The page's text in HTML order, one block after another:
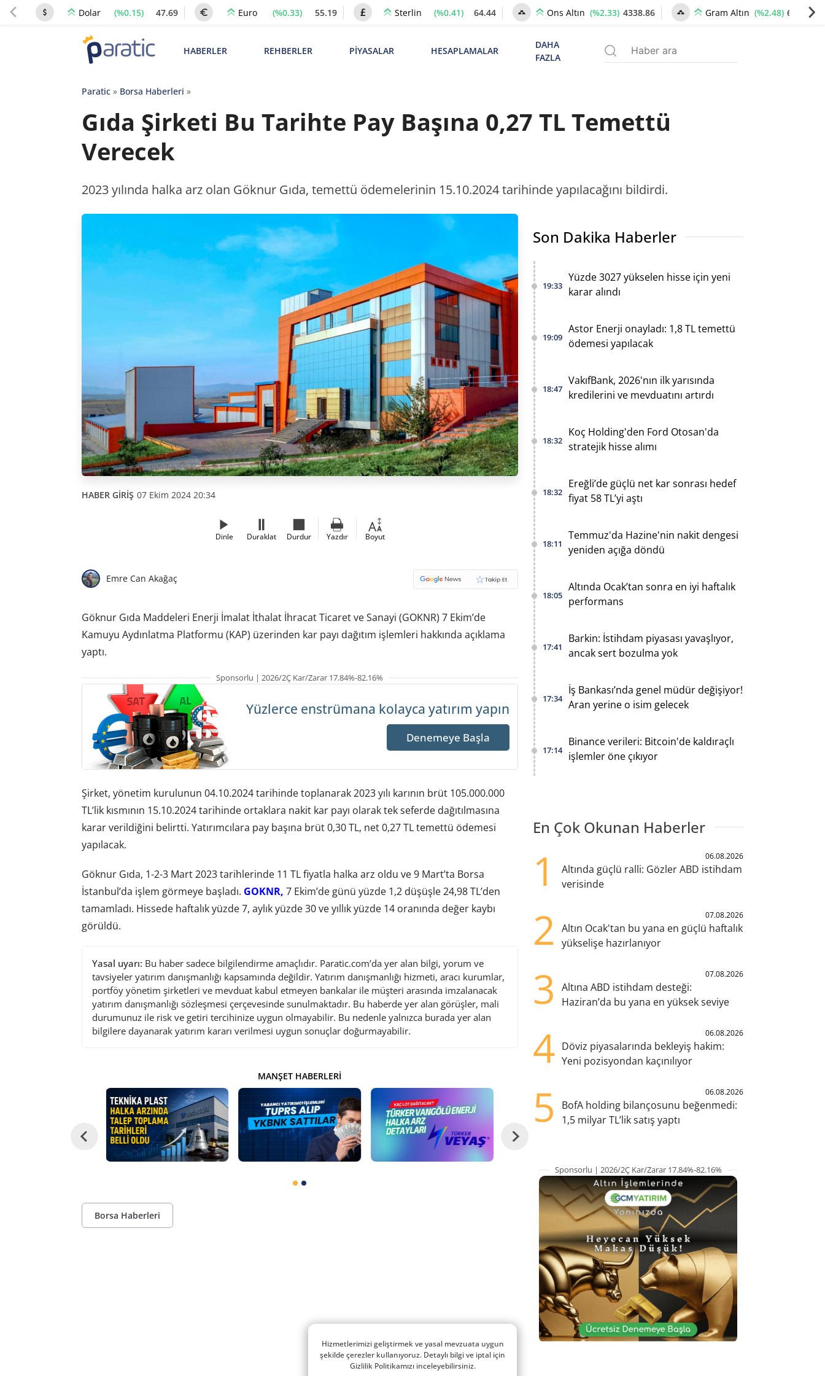
Dolar (%0.15) 47.69 Euro (%0.33) 55.19 Sterlin (%0.41) 64.44 Ons Altın (%2.33) 4338.86 Gram Altın (%2.48) 6653.73
HABERLER REHBERLER PİYASALAR HESAPLAMALAR
DAHA
FAZLA
Paratic» Borsa Haberleri »
Gıda Şirketi Bu Tarihte Pay Başına 0,27 TL Temettü
Verecek
2023 yılında halka arz olan Göknur Gıda, temettü ödemelerinin 15.10.2024 tarihinde yapılacağını bildirdi.
HABER GİRİŞ 07 Ekim 2024 20:34
Dinle Duraklat Durdur Yazdır Boyut
Emre Can Akağaç
Göknur Gıda Maddeleri Enerji İmalat İthalat İhracat Ticaret ve Sanayi (GOKNR) 7 Ekim’de
Kamuyu Aydınlatma Platformu (KAP) üzerinden kar payı dağıtım işlemleri hakkında açıklama
yaptı.
Sponsorlu | 2026/2Ç Kar/Zarar 17.84%-82.16%
Yüzlerce enstrümana kolayca yatırım yapın
Denemeye Başla
Şirket, yönetim kurulunun 04.10.2024 tarihinde toplanarak 2023 yılı karının brüt 105.000.000
TL’lik kısmının 15.10.2024 tarihinde ortaklara nakit kar payı olarak tek seferde dağıtılmasına
karar verildiğini belirtti. Yatırımcılara pay başına brüt 0,30 TL, net 0,27 TL temettü ödemesi
yapılacak.
Göknur Gıda, 1-2-3 Mart 2023 tarihlerinde 11 TL fiyatla halka arz oldu ve 9 Mart’ta Borsa
İstanbul’da işlem görmeye başladı. GOKNR, 7 Ekim’de günü yüzde 1,2 düşüşle 24,98 TL’den
tamamladı. Hissede haftalık yüzde 7, aylık yüzde 30 ve yıllık yüzde 14 oranında değer kaybı
görüldü.
Yasal uyarı: Bu haber sadece bilgilendirme amaçlıdır. Paratic.com’da yer alan bilgi, yorum ve
tavsiyeler yatırım danışmanlığı kapsamında değildir. Yatırım danışmanlığı hizmeti, aracı kurumlar,
portföy yönetim şirketleri ve mevduat kabul etmeyen bankalar ile müşteri arasında imzalanacak
yatırım danışmanlığı sözleşmesi çerçevesinde sunulmaktadır. Bu haberde yer alan görüşler, mali
durumunuz ile risk ve getiri tercihinize uygun olmayabilir. Bu nedenle yalnızca burada yer alan
bilgilere dayanarak yatırım kararı verilmesi uygun sonuçlar doğurmayabilir.
MANŞET HABERLERI
Borsa Haberleri
Son Dakika Haberler
19:33
Yüzde 3027 yükselen hisse için yeni
karar alındı
19:09
Astor Enerji onayladı: 1,8 TL temettü
ödemesi yapılacak
18:47
VakıfBank, 2026'nın ilk yarısında
kredilerini ve mevduatını artırdı
18:32
Koç Holding'den Ford Otosan'da
stratejik hisse alımı
18:32
Ereğli’de güçlü net kar sonrası hedef
fiyat 58 TL’yi aştı
18:11
Temmuz'da Hazine'nin nakit dengesi
yeniden açığa döndü
18:05
Altında Ocak’tan sonra en iyi haftalık
performans
17:41
Barkin: İstihdam piyasası yavaşlıyor,
ancak sert bozulma yok
17:34
İş Bankası’nda genel müdür değişiyor!
Aran yerine o isim gelecek
17:14
Binance verileri: Bitcoin'de kaldıraçlı
işlemler öne çıkıyor
En Çok Okunan Haberler
1 06.08.2026
Altında güçlü ralli: Gözler ABD istihdam
verisinde
2 07.08.2026
Altın Ocak'tan bu yana en güçlü haftalık
yükselişe hazırlanıyor
3 07.08.2026
Altına ABD istihdam desteği:
Haziran’da bu yana en yüksek seviye
4 06.08.2026
Döviz piyasalarında bekleyiş hakim:
Yeni pozisyondan kaçınılıyor
5 06.08.2026
BofA holding bilançosunu beğenmedi:
1,5 milyar TL’lik satış yaptı
Sponsorlu | 2026/2Ç Kar/Zarar 17.84%-82.16%
Hizmetlerimizi geliştirmek ve yasal mevzuata uygun
şekilde çerezler kullanıyoruz. Detaylı bilgi ve iptal için
Gizlilik Politikamızı inceleyebilirsiniz.